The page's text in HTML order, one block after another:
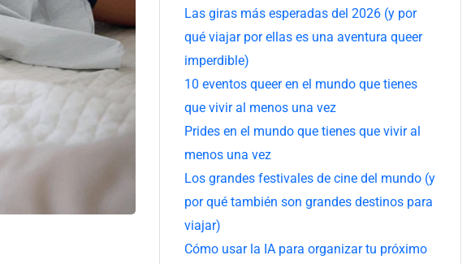
Las giras más esperadas del 2026 (y por
qué viajar por ellas es una aventura queer
imperdible)
10 eventos queer en el mundo que tienes
que vivir al menos una vez
Prides en el mundo que tienes que vivir al
menos una vez
Los grandes festivales de cine del mundo (y
por qué también son grandes destinos para
viajar)
Cómo usar la IA para organizar tu próximo